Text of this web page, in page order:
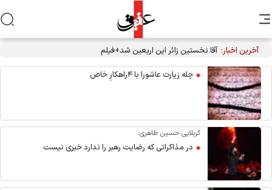
آخرین اخبار: آقا نخستین زائر این اربعین شد+فیلم
چله زیارت عاشورا با ۴راهکارِ خاص
کربلایی حسین طاهری:
در مذاکراتی که رضایت رهبر را ندارد خبری نیست